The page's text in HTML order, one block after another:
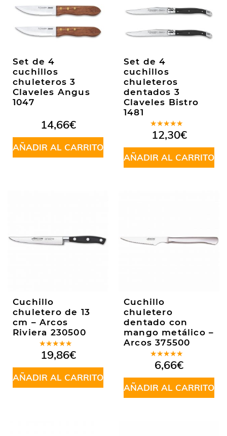
Set de 4
cuchillos
chuleteros 3
Claveles Angus
1047
14,66€
AÑADIR AL CARRITO
Set de 4
cuchillos
chuleteros
dentados 3
Claveles Bistro
1481
Valorado
en5.00de
5
12,30€
AÑADIR AL CARRITO
Cuchillo
chuletero de 13
cm – Arcos
Riviera 230500
Valorado
en5.00de
5
19,86€
AÑADIR AL CARRITO
Cuchillo
chuletero
dentado con
mango metálico –
Arcos 375500
Valorado
en5.00de
5
6,66€
AÑADIR AL CARRITO